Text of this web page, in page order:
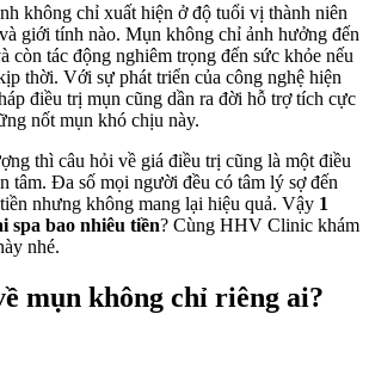
không chỉ xuất hiện ở độ tuổi vị thành niên
giới tính nào. Mụn không chỉ ảnh hưởng đến
còn tác động nghiêm trọng đến sức khỏe nếu
thời. Với sự phát triển của công nghệ hiện
điều trị mụn cũng dần ra đời hỗ trợ tích cực
nốt mụn khó chịu này.
thì câu hỏi về giá điều trị cũng là một điều
tâm. Đa số mọi người đều có tâm lý sợ đến
nhưng không mang lại hiệu quả. Vậy 1
bao nhiêu tiền? Cùng HHV Clinic khám
nhé.
mụn không chỉ riêng ai?